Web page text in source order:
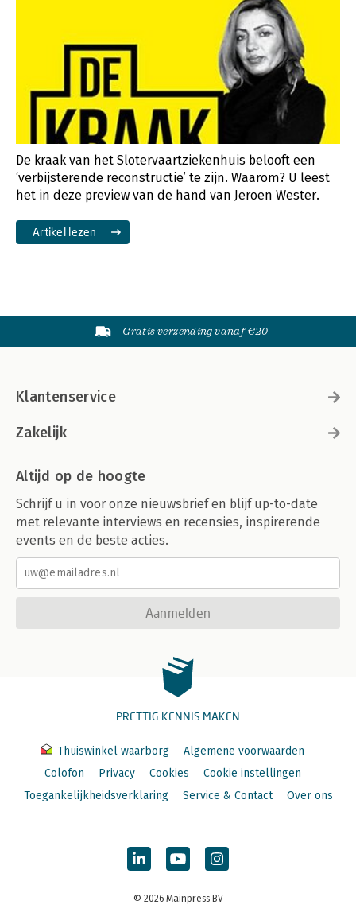
De kraak van het Slotervaartziekenhuis belooft een
‘verbijsterende reconstructie’ te zijn. Waarom? U leest
het in deze preview van de hand van Jeroen Wester.
Artikel lezen
Gratis verzending vanaf €20
Klantenservice
Zakelijk
Altijd op de hoogte
Schrijf u in voor onze nieuwsbrief en blijf up-to-date
met relevante interviews en recensies, inspirerende
events en de beste acties.
Aanmelden
PRETTIG KENNIS MAKEN
Thuiswinkel waarborg
Algemene voorwaarden
Colofon
Privacy Cookies
Cookie instellingen
Toegankelijkheidsverklaring
Service & Contact Over ons
© 2026 Mainpress BV